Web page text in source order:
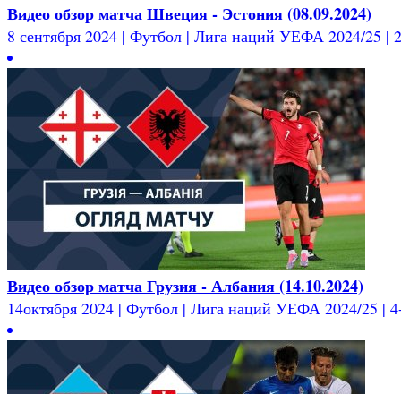
Видео обзор матча Швеция - Эстония (08.09.2024)
8 сентября 2024 | Футбол | Лига наций УЕФА 2024/25 |
Видео обзор матча Грузия - Албания (14.10.2024)
14октября 2024 | Футбол | Лига наций УЕФА 2024/25 |